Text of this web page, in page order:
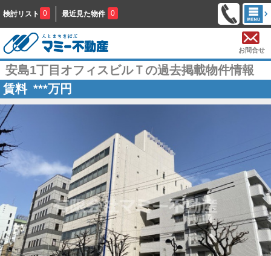
検討リスト 0 最近見た物件 0
お問合せ
安島1丁目オフィスビルＴの過去掲載物件情報
賃料 ***万円